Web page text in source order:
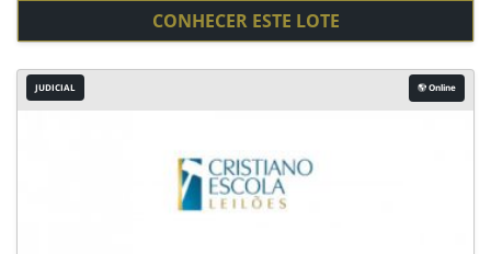
CONHECER ESTE LOTE
JUDICIAL Online